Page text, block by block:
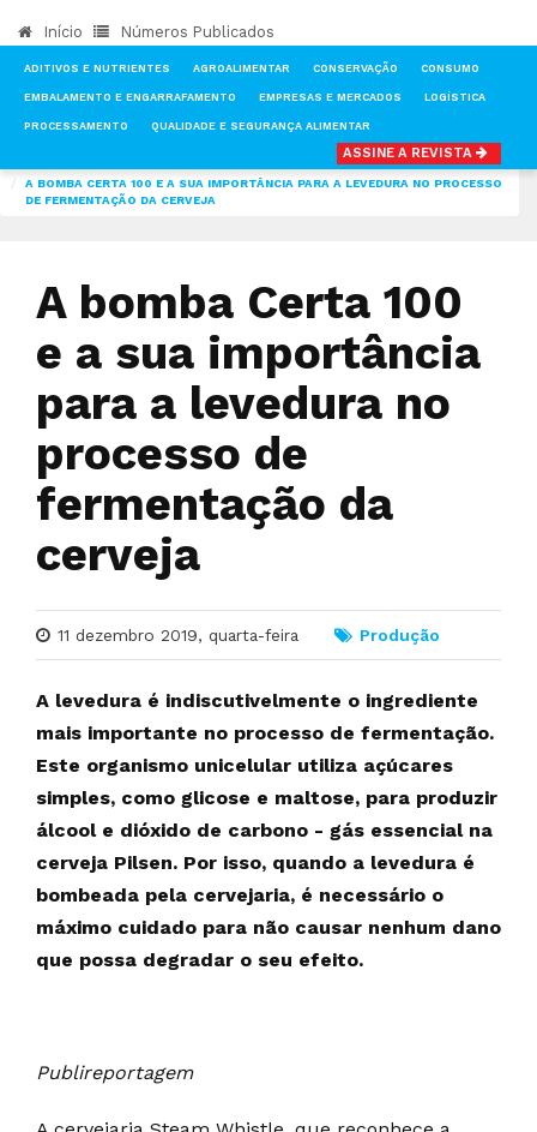
Início Números Publicados
ADITIVOS E NUTRIENTES AGROALIMENTAR CONSERVAÇÃO CONSUMO
EMBALAMENTO E ENGARRAFAMENTO EMPRESAS E MERCADOS LOGÍSTICA
PROCESSAMENTO QUALIDADE E SEGURANÇA ALIMENTAR
ASSINE A REVISTA
A BOMBA CERTA 100 E A SUA IMPORTÂNCIA PARA A LEVEDURA NO PROCESSO
DE FERMENTAÇÃO DA CERVEJA
A bomba Certa 100
e a sua importância
para a levedura no
processo de
fermentação da
cerveja
11 dezembro 2019, quarta-feira Produção
A levedura é indiscutivelmente o ingrediente
mais importante no processo de fermentação.
Este organismo unicelular utiliza açúcares
simples, como glicose e maltose, para produzir
álcool e dióxido de carbono - gás essencial na
cerveja Pilsen. Por isso, quando a levedura é
bombeada pela cervejaria, é necessário o
máximo cuidado para não causar nenhum dano
que possa degradar o seu efeito.
Publireportagem